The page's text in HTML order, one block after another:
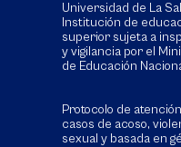
Universidad de La
Institución de
superior sujeta a
y vigilancia por el
de Educación
Protocolo de
casos de acoso,
sexual y basada en